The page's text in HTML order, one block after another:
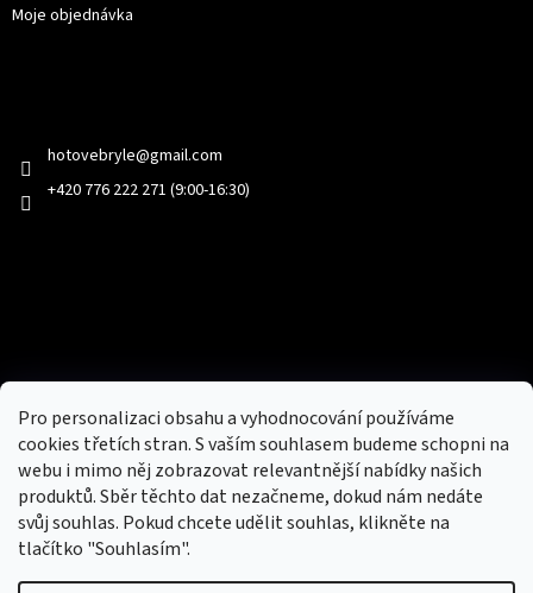
Pro personalizaci obsahu a vyhodnocování používáme
cookies třetích stran. S vaším souhlasem budeme schopni na
webu i mimo něj zobrazovat relevantnější nabídky našich
produktů. Sběr těchto dat nezačneme, dokud nám nedáte
svůj souhlas. Pokud chcete udělit souhlas, klikněte na
tlačítko "Souhlasím".
Moje objednávka
hotovebryle@gmail.com
+420 776 222 271 (9:00-16:30)
Nový obchod s batohy, cestovními zavazadly, tašky a peněženky